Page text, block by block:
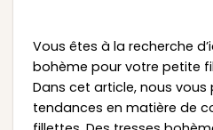
Vous êtes à la recherche
bohème pour votre petite
Dans cet article, nous vous
tendances en matière de